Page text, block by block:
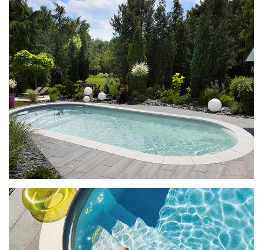
Ilona met Pacio-trap
Ilona met Pacio-trap